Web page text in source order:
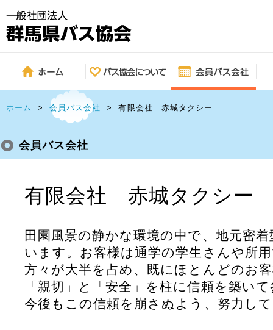
ホーム > 会員バス会社 > 有限会社 赤城タクシー
会員バス会社
有限会社 赤城タクシー
田園風景の静かな環境の中で、地元密
います。お客様は通学の学生さんや所
方々が大半を占め、既にほとんどのお
「親切」と「安全」を柱に信頼を築い
今後もこの信頼を崩さぬよう、努力し